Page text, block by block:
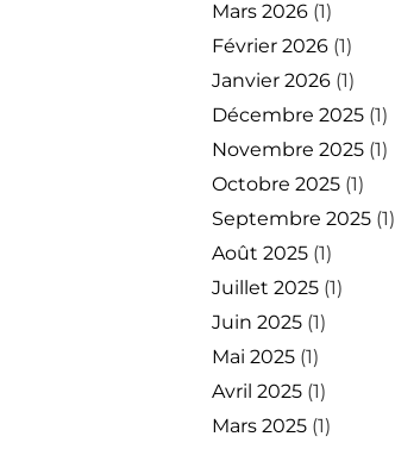
Mars 2026 (1)
Février 2026 (1)
Janvier 2026 (1)
Décembre 2025 (1)
Novembre 2025 (1)
Octobre 2025 (1)
Septembre 2025 (1)
Août 2025 (1)
Juillet 2025 (1)
Juin 2025 (1)
Mai 2025 (1)
Avril 2025 (1)
Mars 2025 (1)